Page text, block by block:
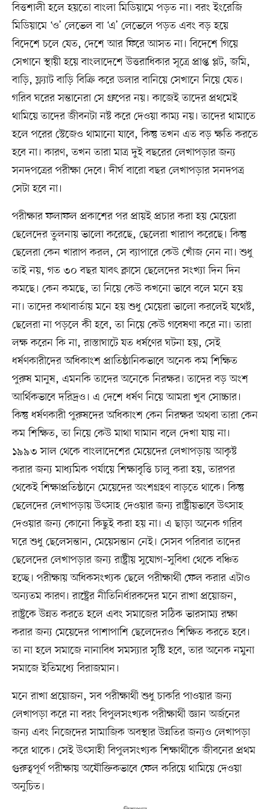
বিত্তশালী হলে হয়তো বাংলা মিডিয়ামে পড়ত না। বরং ইংরেজি
মিডিয়ামে ‘ও’ লেভেল বা ‘এ’ লেভেলে পড়ত এবং বড় হয়ে
বিদেশে চলে যেত, দেশে আর ফিরে আসত না। বিদেশে গিয়ে
সেখানে স্থায়ী হয়ে বাংলাদেশে উত্তরাধিকার সূত্রে প্রাপ্ত প্লট, জমি,
বাড়ি, ফ্ল্যাট বাড়ি বিক্রি করে ডলার বানিয়ে সেখানে নিয়ে যেত।
গরিব ঘরের সন্তানেরা সে গ্রুপের নয়। কাজেই তাদের প্রথমেই
থামিয়ে তাদের জীবনটা নষ্ট করে দেওয়া কাম্য নয়। তাদের থামাতে
হলে পরের স্টেজেও থামানো যাবে, কিন্তু তখন এত বড় ক্ষতি করতে
হবে না। কারণ, তখন তারা মাত্র দুই বছরের লেখাপড়ার জন্য
সনদপত্রের পরীক্ষা দেবে। দীর্ঘ বারো বছর লেখাপড়ার সনদপত্র
সেটা হবে না।
পরীক্ষার ফলাফল প্রকাশের পর প্রায়ই প্রচার করা হয় মেয়েরা
ছেলেদের তুলনায় ভালো করেছে, ছেলেরা খারাপ করেছে। কিন্তু
ছেলেরা কেন খারাপ করল, সে ব্যাপারে কেউ খোঁজ নেন না। শুধু
তাই নয়, গত ৩০ বছর যাবৎ ক্লাসে ছেলেদের সংখ্যা দিন দিন
কমছে। কেন কমছে, তা নিয়ে কেউ কখনো ভাবে বলে মনে হয়
না। তাদের কথাবার্তায় মনে হয় শুধু মেয়েরা ভালো করলেই যথেষ্ট,
ছেলেরা না পড়লে কী হবে, তা নিয়ে কেউ গবেষণা করে না। তারা
লক্ষ করেন কি না, রাস্তাঘাটে যত ধর্ষণের ঘটনা হয়, সেই
ধর্ষণকারীদের অধিকাংশ প্রাতিষ্ঠানিকভাবে অনেক কম শিক্ষিত
পুরুষ মানুষ, এমনকি তাদের অনেকে নিরক্ষর। তাদের বড় অংশ
আর্থিকভাবে দরিদ্রও। এ দেশে ধর্ষণ নিয়ে আমরা খুব সোচ্চার।
কিন্তু ধর্ষণকারী পুরুষদের অধিকাংশ কেন নিরক্ষর অথবা তারা কেন
কম শিক্ষিত, তা নিয়ে কেউ মাথা ঘামান বলে দেখা যায় না।
১৯৯৩ সাল থেকে বাংলাদেশের মেয়েদের লেখাপড়ায় আকৃষ্ট
করার জন্য মাধ্যমিক পর্যায়ে শিক্ষাবৃত্তি চালু করা হয়, তারপর
থেকেই শিক্ষাপ্রতিষ্ঠানে মেয়েদের অংশগ্রহণ বাড়তে থাকে। কিন্তু
ছেলেদের লেখাপড়ায় উৎসাহ দেওয়ার জন্য রাষ্ট্রীয়ভাবে উৎসাহ
দেওয়ার জন্য কোনো কিছুই করা হয় না। এ ছাড়া অনেক গরিব
ঘরে শুধু ছেলেসন্তান, মেয়েসন্তান নেই। সেসব পরিবার তাদের
ছেলেদের লেখাপড়ার জন্য রাষ্ট্রীয় সুযোগ–সুবিধা থেকে বঞ্চিত
হচ্ছে। পরীক্ষায় অধিকসংখ্যক ছেলে পরীক্ষার্থী ফেল করার এটাও
অন্যতম কারণ। রাষ্ট্রের নীতিনির্ধারকদের মনে রাখা প্রয়োজন,
রাষ্ট্রকে উন্নত করতে হলে এবং সমাজের সঠিক ভারসাম্য রক্ষা
করার জন্য মেয়েদের পাশাপাশি ছেলেদেরও শিক্ষিত করতে হবে।
তা না হলে সমাজে নানাবিধ সমস্যার সৃষ্টি হবে, তার অনেক নমুনা
সমাজে ইতিমধ্যে বিরাজমান।
মনে রাখা প্রয়োজন, সব পরীক্ষার্থী শুধু চাকরি পাওয়ার জন্য
লেখাপড়া করে না বরং বিপুলসংখ্যক পরীক্ষার্থী জ্ঞান অর্জনের
জন্য এবং নিজেদের সামাজিক অবস্থার উন্নতির জন্যও লেখাপড়া
করে থাকে। সেই উৎসাহী বিপুলসংখ্যক শিক্ষার্থীকে জীবনের প্রথম
গুরুত্বপূর্ণ পরীক্ষায় অযৌক্তিকভাবে ফেল করিয়ে থামিয়ে দেওয়া
অনুচিত।